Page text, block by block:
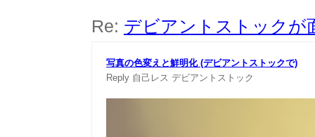
Re: デビアントストックが
写真の色変えと鮮明化 (デビアントストックで)
Reply 自己レス デビアントストック